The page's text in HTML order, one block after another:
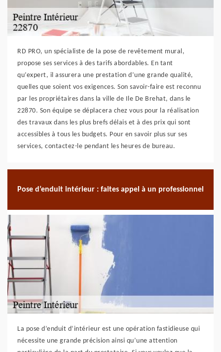
RD PRO, un spécialiste de la pose de revêtement mural,
propose ses services à des tarifs abordables. En tant
qu’expert, il assurera une prestation d’une grande qualité,
quelles que soient vos exigences. Son savoir-faire est reconnu
par les propriétaires dans la ville de Ile De Brehat, dans le
22870. Son équipe se déplacera chez vous pour la réalisation
des travaux dans les plus brefs délais et à des prix qui sont
accessibles à tous les budgets. Pour en savoir plus sur ses
services, contactez-le pendant les heures de bureau.
Pose d’enduit intérieur : faites appel à un professionnel
La pose d’enduit d’intérieur est une opération fastidieuse qui
nécessite une grande précision ainsi qu’une attention